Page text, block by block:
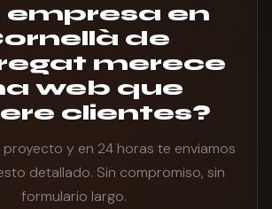
empresa en
de
merece
web que
clientes?
y en 24 horas te enviamos
detallado. Sin compromiso, sin
formulario largo.